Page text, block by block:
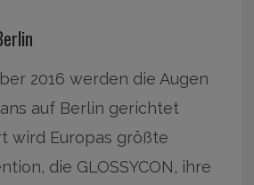
2016 werden die Augen
auf Berlin gerichtet
wird Europas größte
die GLOSSYCON, ihre